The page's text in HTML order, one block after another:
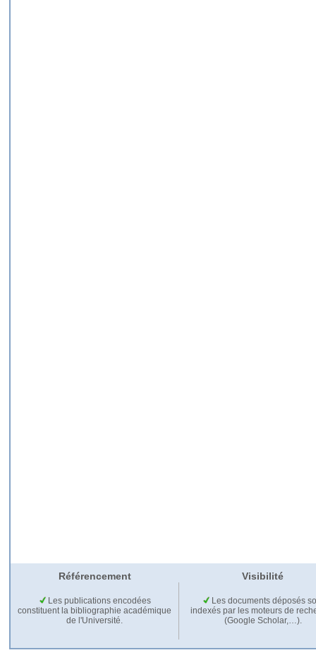
Référencement Visibilité
Les publications encodées
constituent la bibliographie académique
de l'Université.
Les documents déposés
indexés par les moteurs de
(Google Scholar,…).